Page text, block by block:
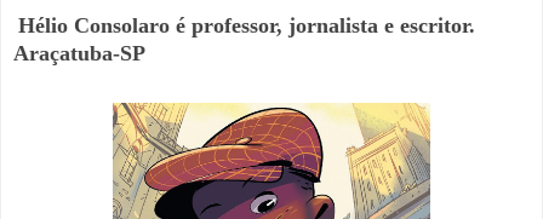
Hélio Consolaro é professor, jornalista e escritor.
Araçatuba-SP